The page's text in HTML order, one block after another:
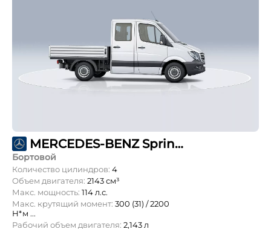
MERCEDES-BENZ Sprinter 211 CDI L1 DoubleCab 3.5т
Бортовой
Количество цилиндров: 4
Объем двигателя: 2143 см³
Макс. мощность: 114 л.с.
Макс. крутящий момент: 300 (31) / 2200
Н*м ...
Рабочий объем двигателя: 2,143 л